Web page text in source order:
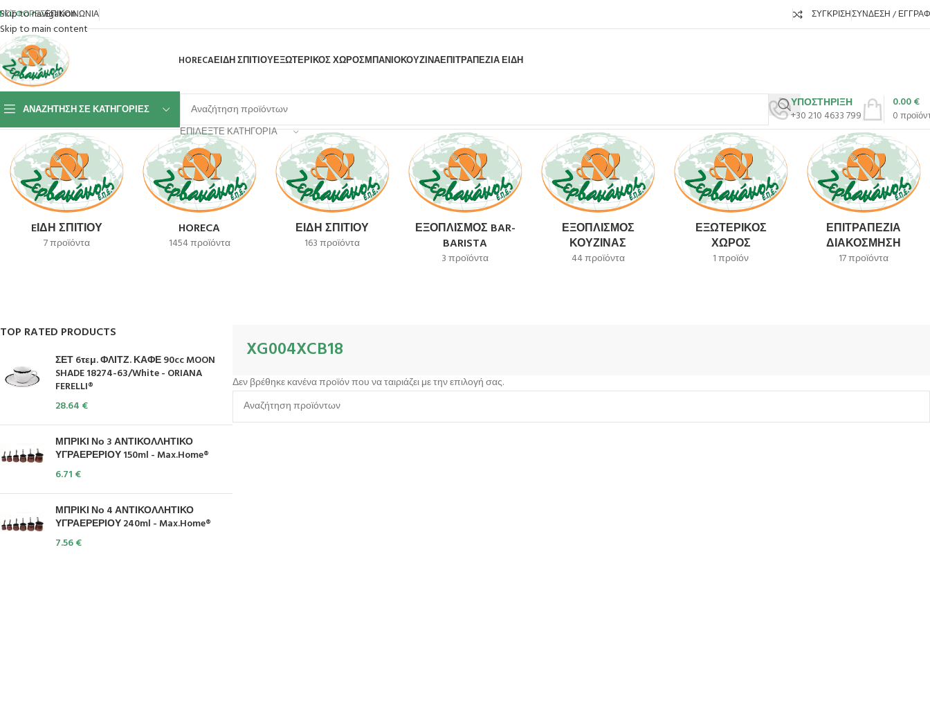
Skip to navigation
Skip to main content
ΕΠΙΚΟΙΝΩΝΙΑ ΣΎΓΚΡΙΣΗΣΎΝΔΕΣΗ /
HORECAΕΙΔΗ ΣΠΙΤΙΟΥΕΞΩΤΕΡΙΚΟΣ ΧΩΡΟΣΜΠΆΝΙΟΚΟΥΖΊΝΑΕΠΙΤΡΑΠΈΖΙΑ ΕΊΔΗ
ΑΝΑΖΉΤΗΣΗ ΣΕ ΚΑΤΗΓΟΡΊΕΣ
ΕΠΙΛΈΞΤΕ ΚΑΤΗΓΟΡΊΑ
ΥΠΟΣΤΗΡΙΞΗ
+30 210 4633 799
0
0.00€
EΊΔΗ ΣΠΙΤΙΟΎ
7 προϊόντα
HORECA
1454 προϊόντα
ΕΊΔΗ ΣΠΙΤΙΟΎ
163 προϊόντα
ΕΞΟΠΛΙΣΜΌΣ BAR-
BARISTA
3 προϊόντα
ΕΞΟΠΛΙΣΜΌΣ
ΚΟΥΖΊΝΑΣ
44 προϊόντα
ΕΞΩΤΕΡΙΚΌΣ
ΧΏΡΟΣ
1 προϊόν
ΕΠΙΤΡΑΠΈΖΙΑ
ΔΙΑΚΌΣΜΗΣΗ
17 προϊόντα
TOP RATED PRODUCTS
ΣΕΤ 6τεμ. ΦΛΙΤΖ. ΚΑΦΕ 90cc MOON
SHADE 18274-63/White - ORIANA
FERELLI®
28.64 €
ΜΠΡΙΚΙ Νο 3 ΑΝΤΙΚΟΛΛΗΤΙΚΟ
ΥΓΡΑΕΡΕΡΙΟΥ 150ml - Max.Home®
6.71 €
ΜΠΡΙΚΙ Νο 4 ΑΝΤΙΚΟΛΛΗΤΙΚΟ
ΥΓΡΑΕΡΕΡΙΟΥ 240ml - Max.Home®
7.56€
XG004XCB18
Δεν βρέθηκε κανένα προϊόν που να ταιριάζει με την επιλογή σας.